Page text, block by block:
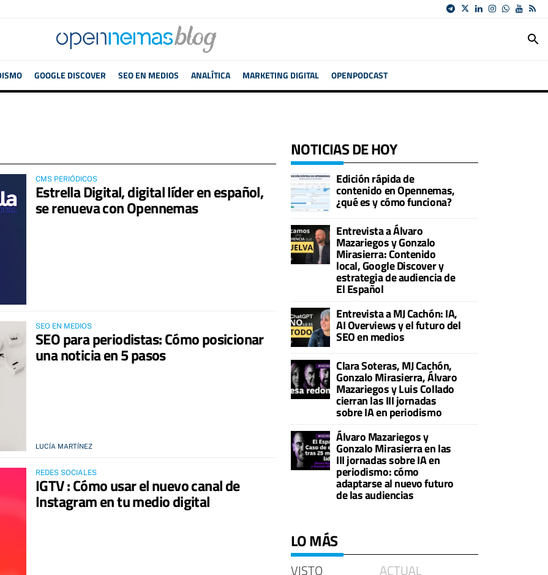
search
GOOGLE DISCOVER SEO EN MEDIOS ANALÍTICA MARKETING DIGITAL OPENPODCAST
CMS PERIÓDICOS
Estrella Digital, digital líder en español,
se renueva con Opennemas
SEO EN MEDIOS
SEO para periodistas: Cómo posicionar
una noticia en 5 pasos
LUCÍA MARTÍNEZ
REDES SOCIALES
IGTV : Cómo usar el nuevo canal de
Instagram en tu medio digital
NOTICIAS DE HOY
Edición rápida de
contenido en Opennemas,
¿qué es y cómo funciona?
Entrevista a Álvaro
Mazariegos y Gonzalo
Mirasierra: Contenido
local, Google Discover y
estrategia de audiencia de
El Español
Entrevista a MJ Cachón: IA,
AI Overviews y el futuro del
SEO en medios
Clara Soteras, MJ Cachón,
Gonzalo Mirasierra, Álvaro
Mazariegos y Luis Collado
cierran las III jornadas
sobre IA en periodismo
Álvaro Mazariegos y
Gonzalo Mirasierra en las
III jornadas sobre IA en
periodismo: cómo
adaptarse al nuevo futuro
de las audiencias
LO MÁS
VISTO ACTUAL